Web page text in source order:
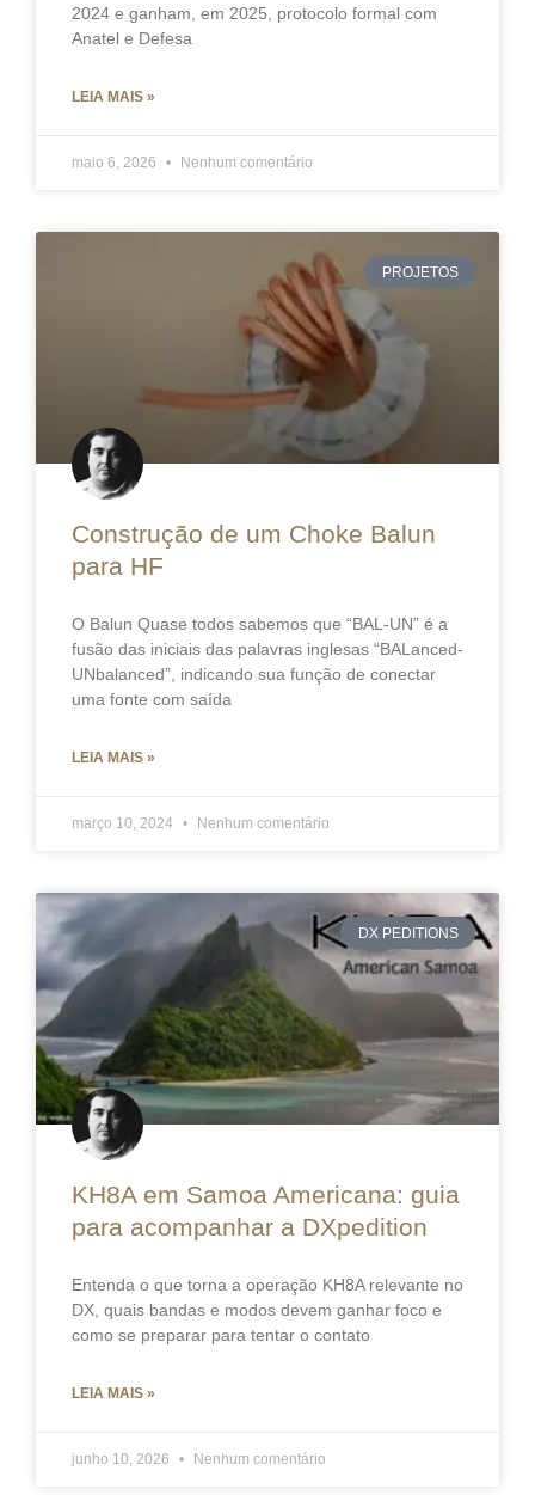
2024 e ganham, em 2025, protocolo formal com
Anatel e Defesa
LEIA MAIS »
maio 6, 2026 Nenhum comentário
PROJETOS
Construção de um Choke Balun
para HF
O Balun Quase todos sabemos que “BAL-UN” é a
fusão das iniciais das palavras inglesas “BALanced-
UNbalanced”, indicando sua função de conectar
uma fonte com saída
LEIA MAIS »
março 10, 2024 Nenhum comentário
DX PEDITIONS
KH8A em Samoa Americana: guia
para acompanhar a DXpedition
Entenda o que torna a operação KH8A relevante no
DX, quais bandas e modos devem ganhar foco e
como se preparar para tentar o contato
LEIA MAIS »
junho 10, 2026 Nenhum comentário